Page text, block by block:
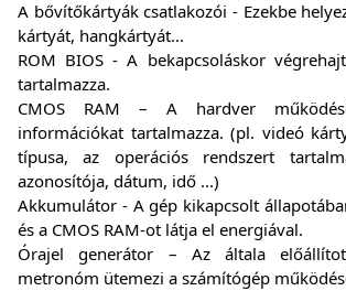
A bővítőkártyák csatlakozói - Ezekbe
kártyát, hangkártyát...
ROM BIOS - A bekapcsoláskor
tartalmazza.
CMOS RAM – A hardver
információkat tartalmazza. (pl. videó
típusa, az operációs rendszert
azonosítója, dátum, idő ...)
Akkumulátor - A gép kikapcsolt
és a CMOS RAM-ot látja el energiával.
Órajel generátor – Az általa
metronóm ütemezi a számítógép